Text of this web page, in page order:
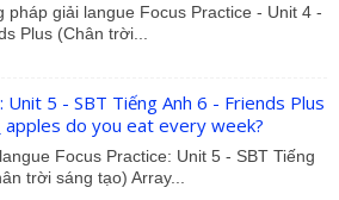
giải langue Focus Practice - Unit 4 -
Plus (Chân trời...
Unit 5 - SBT Tiếng Anh 6 - Friends Plus
apples do you eat every week?
Focus Practice: Unit 5 - SBT Tiếng
trời sáng tạo) Array...